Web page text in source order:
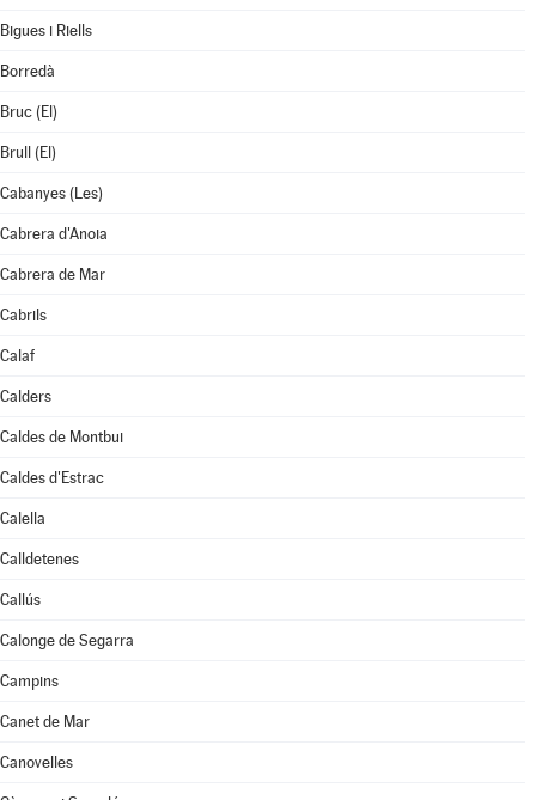
Bigues i Riells
Borredà
Bruc (El)
Brull (El)
Cabanyes (Les)
Cabrera d'Anoia
Cabrera de Mar
Cabrils
Calaf
Calders
Caldes de Montbui
Caldes d'Estrac
Calella
Calldetenes
Callús
Calonge de Segarra
Campins
Canet de Mar
Canovelles